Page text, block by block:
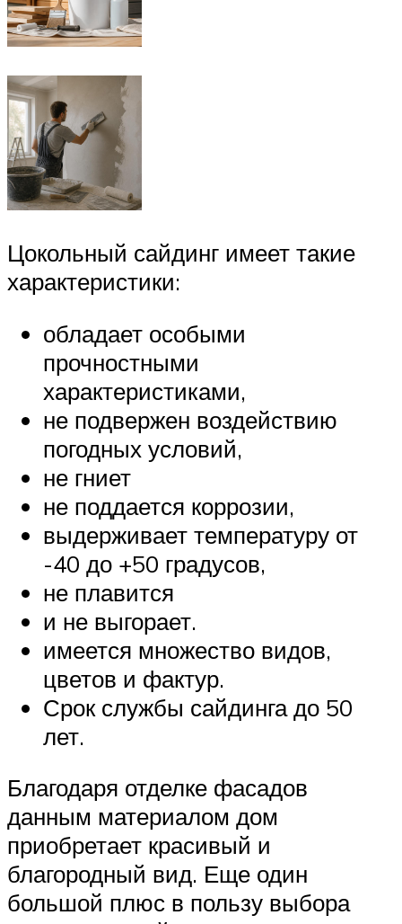
Цокольный сайдинг имеет такие
характеристики:
обладает особыми
прочностными
характеристиками,
не подвержен воздействию
погодных условий,
не гниет
не поддается коррозии,
выдерживает температуру от
-40 до +50 градусов,
не плавится
и не выгорает.
имеется множество видов,
цветов и фактур.
Срок службы сайдинга до 50
лет.
Благодаря отделке фасадов
данным материалом дом
приобретает красивый и
благородный вид. Еще один
большой плюс в пользу выбора